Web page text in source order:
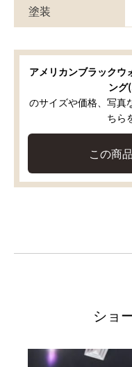
塗装
アメリカンブラックウ
ング
のサイズや価格、写真
ちら
この商
ショ